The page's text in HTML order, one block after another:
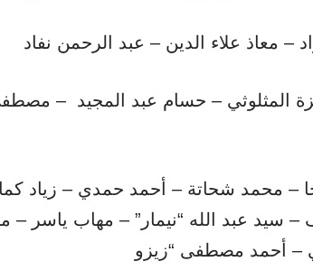
المثلوثي – حسام عبد المجيد –
– محمد شحاتة – أحمد حمدي – زياد
– سيد عبد الله “نيمار” – مهاب ياسر –